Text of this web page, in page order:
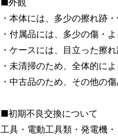
■外観
・本体には、多少の擦れ跡
・付属品には、多少の傷・
・ケースには、目立った擦
・未清掃のため、全体的に
・中古品のため、その他の
■初期不良交換について
工具・電動工具類・発電機